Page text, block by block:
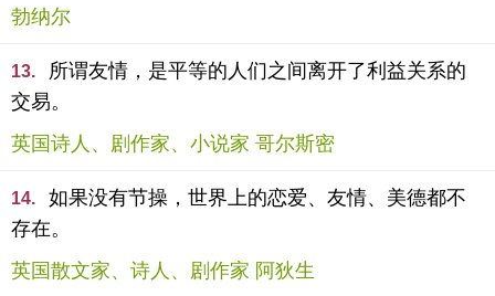
勃纳尔
13.
所谓友情，是平等的人们之间离开了利益关系的
交易。
英国诗人、剧作家、小说家 哥尔斯密
14.
如果没有节操，世界上的恋爱、友情、美德都不
存在。
英国散文家、诗人、剧作家 阿狄生